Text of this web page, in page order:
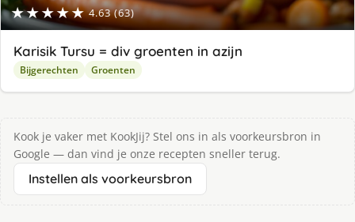
★★★★★ 4.63 (63)
Karisik Tursu = div groenten in azijn
Bijgerechten Groenten
Kook je vaker met KookJij? Stel ons in als voorkeursbron in
Google — dan vind je onze recepten sneller terug.
Instellen als voorkeursbron